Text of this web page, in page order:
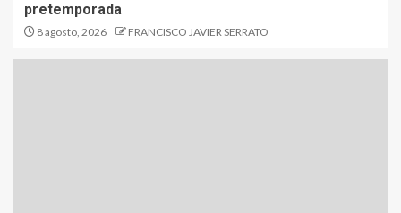
pretemporada
8 agosto, 2026 FRANCISCO JAVIER SERRATO